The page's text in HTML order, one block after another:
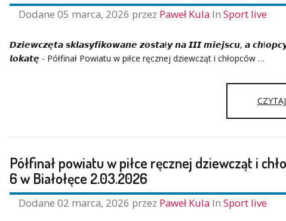
Dodane 05 marca, 2026 przez Paweł Kula In Sport live
𝘿𝙯𝙞𝙚𝙬𝙘𝙯𝙚̨𝙩𝙖 𝙨𝙠𝙡𝙖𝙨𝙮𝙛𝙞𝙠𝙤𝙬𝙖𝙣𝙚 𝙯𝙤𝙨𝙩𝙖ł𝙮 𝙣𝙖 𝙄𝙄𝙄 𝙢𝙞𝙚𝙟𝙨𝙘𝙪, 𝙖
𝙡𝙤𝙠𝙖𝙩𝙚̨ - Półfinał Powiatu w piłce ręcznej dziewcząt i chłopców …
Półfinał powiatu w piłce ręcznej dziewcząt i
6 w Białołęce 2.03.2026
Dodane 02 marca, 2026 przez Paweł Kula In Sport live